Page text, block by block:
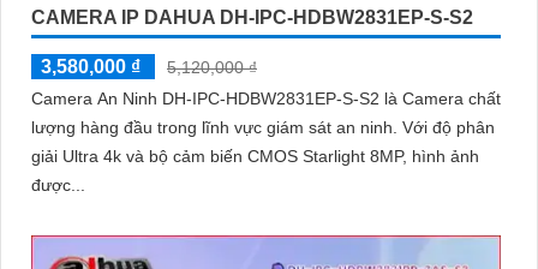
CAMERA IP DAHUA DH-IPC-HDBW2831EP-S-S2
3,580,000 ₫
5,120,000 ₫
Camera An Ninh DH-IPC-HDBW2831EP-S-S2 là Camera chất
lượng hàng đầu trong lĩnh vực giám sát an ninh. Với độ phân
giải Ultra 4k và bộ cảm biến CMOS Starlight 8MP, hình ảnh
được...